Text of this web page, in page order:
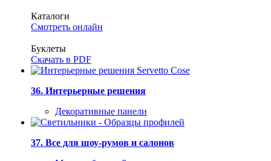
Каталоги
Смотреть онлайн
Буклеты
Скачать в PDF
36. Интерьерные решения
Декоративные панели
37. Все для шоу-румов и салонов